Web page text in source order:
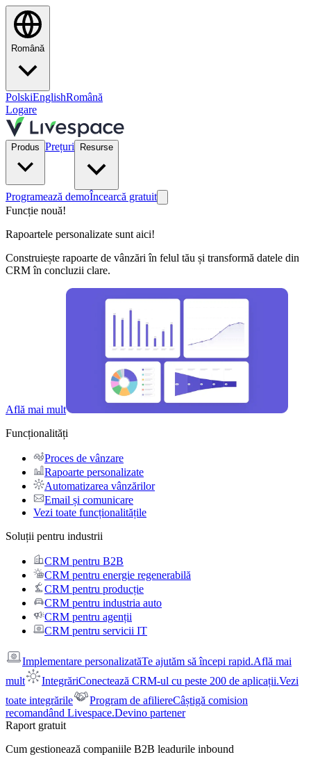
Română
PolskiEnglishRomână
Logare
Produs Prețuri Resurse
Programează demoÎncearcă gratuit
Funcție nouă!
Rapoartele personalizate sunt aici!
Construiește rapoarte de vânzări în felul tău și transformă datele din
CRM în concluzii clare.
Află mai mult
Funcționalități
Proces de vânzare
Rapoarte personalizate
Automatizarea vânzărilor
Email și comunicare
Vezi toate funcționalitățile
Soluții pentru industrii
CRM pentru B2B
CRM pentru energie regenerabilă
CRM pentru producție
CRM pentru industria auto
CRM pentru agenții
CRM pentru servicii IT
Implementare personalizatăTe ajutăm să începi rapid.Află mai
mult
IntegrăriConectează CRM-ul cu peste 200 de aplicații.Vezi
toate integrările
Program de afiliereCâștigă comision
recomandând Livespace.Devino partener
Raport gratuit
Cum gestionează companiile B2B leadurile inbound